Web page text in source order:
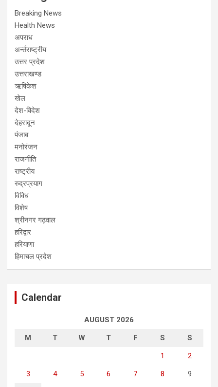
Breaking News
Health News
अपराध
अर्न्तराष्ट्रीय
उत्तर प्रदेश
उत्तराखण्ड
ऋषिकेश
खेल
देश-विदेश
देहरादून
पंजाब
मनोरंजन
राजनीति
राष्ट्रीय
रुद्रप्रयाग
विविध
विशेष
श्रीनगर गढ़वाल
हरिद्वार
हरियाणा
हिमाचल प्रदेश
Calendar
AUGUST 2026
M T W T F S S
1 2
3 4 5 6 7 8 9